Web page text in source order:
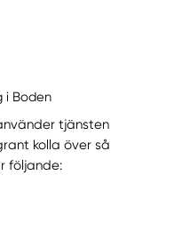
i Boden
tjänsten
kolla över så
följande: